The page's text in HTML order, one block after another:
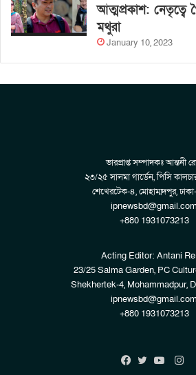
আত্মপ্রকাশ: নেতৃত্বে
মথুরা
January 10, 2023
ভারপ্রাপ্ত সম্পাদকঃ আন্তনী
২৩/২৫ সালমা গার্ডেন, পিসি
শেখেরটেক-৪, মোহাম্মদপুর,
ipnewsbd@gmail.com
+880 1931073213
Acting Editor: Antani
23/25 Salma Garden, PC
Shekhertek-4, Mohammadpur,
ipnewsbd@gmail.com
+880 1931073213